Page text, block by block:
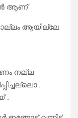
ആണ്
ആയില്ലേ
നല്ല
..